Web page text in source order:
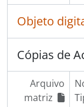
Objeto
Cópias de
Arquivo
matriz